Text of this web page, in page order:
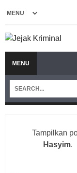
MENU
Tampilkan
Hasyim.